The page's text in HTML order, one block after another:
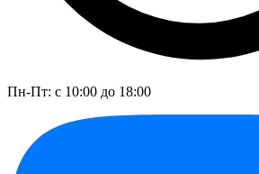
Пн-Пт: с 10:00 до 18:00